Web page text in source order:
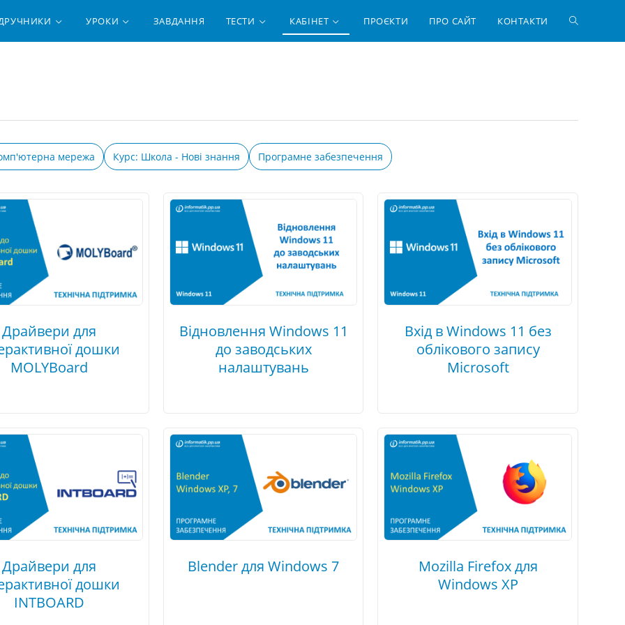
УРОКИ ЗАВДАННЯ ТЕСТИ КАБІНЕТ ПРОЄКТИ ПРО САЙТ КОНТАКТИ
мережа Курс: Школа - Нові знання Програмне забезпечення
Драйвери для
дошки
MOLYBoard
Відновлення Windows 11
до заводських
налаштувань
Вхід в Windows 11 без
облікового запису
Microsoft
Драйвери для
дошки
INTBOARD
Blender для Windows 7
Mozilla Firefox для
Windows XP